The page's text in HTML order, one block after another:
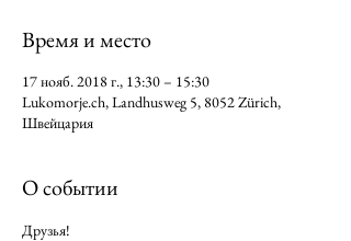
Время и место
17 нояб. 2018 г., 13:30 – 15:30
Lukomorje.ch, Landhusweg 5, 8052 Zürich,
Швейцария
О событии
Друзья!